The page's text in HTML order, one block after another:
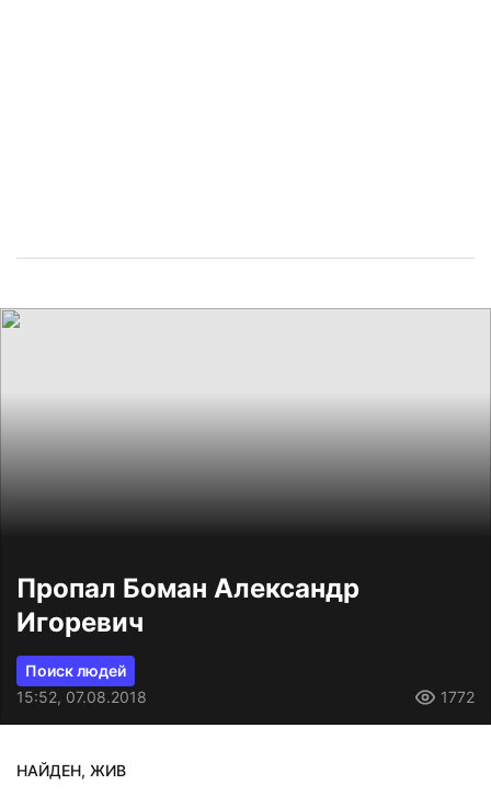
Пропал Боман Александр
Игоревич
Поиск людей
15:52, 07.08.2018
1772
НАЙДЕН, ЖИВ